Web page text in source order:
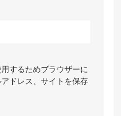
するためブラウザーに
ドレス、サイトを保存